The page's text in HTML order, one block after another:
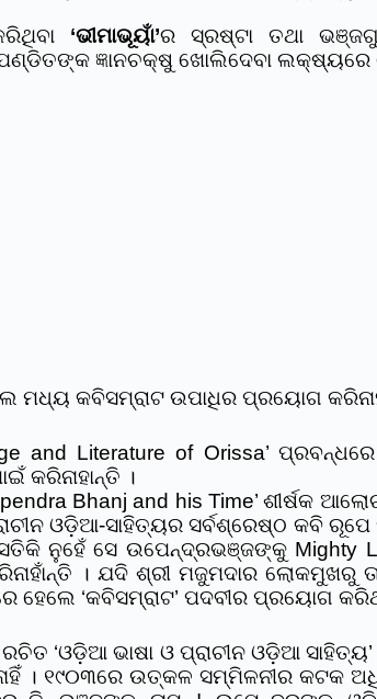
‘ଭୀମାଭୂୟାଁ’ର ସ୍ରଷ୍ଟା ତଥା
ଜ୍ଞାନଚକ୍ଷୁ ଖୋଲିଦେବା
କବିସମ୍ରାଟ ଉପାଧିର ପ୍ରୟୋଗ
and Literature of Orissa’
କରିନାହାନ୍ତି ।
Bhanj and his Time’ ଶୀର୍ଷକ
ସାହିତ୍ୟର ସର୍ବଶ୍ରେଷ୍ଠ କବି ରୂପେ
ନୁହେଁ ସେ ଉପେନ୍ଦ୍ରଭଞ୍ଜଙ୍କୁ Mighty
। ଯଦି ଶ୍ରୀ ମଜୁମଦାର ଲୋକମୁଖରୁ
‘କବିସମ୍ରାଟ’ ପଦବୀର ପ୍ରୟୋଗ
‘ଓଡ଼ିଆ ଭାଷା ଓ ପ୍ରାଚୀନ ଓଡ଼ିଆ
। ୧୯୦୩ରେ ଉତ୍କଳ ସମ୍ମିଳନୀର କଟକ